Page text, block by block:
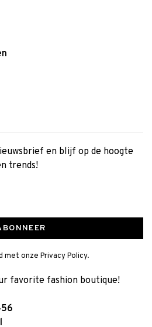
en blijf op de hoogte
trends!
met onze Privacy Policy.
favorite fashion boutique!